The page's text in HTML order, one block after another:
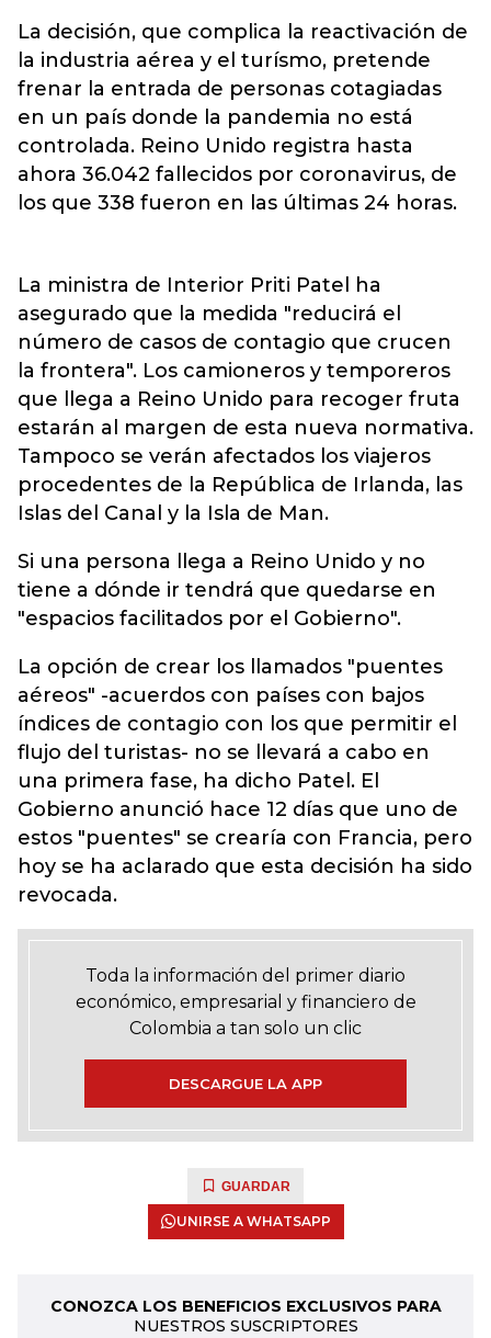
La decisión, que complica la reactivación de
la industria aérea y el turísmo, pretende
frenar la entrada de personas cotagiadas
en un país donde la pandemia no está
controlada. Reino Unido registra hasta
ahora 36.042 fallecidos por coronavirus, de
los que 338 fueron en las últimas 24 horas.
La ministra de Interior Priti Patel ha
asegurado que la medida "reducirá el
número de casos de contagio que crucen
la frontera". Los camioneros y temporeros
que llega a Reino Unido para recoger fruta
estarán al margen de esta nueva normativa.
Tampoco se verán afectados los viajeros
procedentes de la República de Irlanda, las
Islas del Canal y la Isla de Man.
Si una persona llega a Reino Unido y no
tiene a dónde ir tendrá que quedarse en
"espacios facilitados por el Gobierno".
La opción de crear los llamados "puentes
aéreos" -acuerdos con países con bajos
índices de contagio con los que permitir el
flujo del turistas- no se llevará a cabo en
una primera fase, ha dicho Patel. El
Gobierno anunció hace 12 días que uno de
estos "puentes" se crearía con Francia, pero
hoy se ha aclarado que esta decisión ha sido
revocada.
Toda la información del primer diario
económico, empresarial y financiero de
Colombia a tan solo un clic
DESCARGUE LA APP
GUARDAR
UNIRSE A WHATSAPP
CONOZCA LOS BENEFICIOS EXCLUSIVOS PARA
NUESTROS SUSCRIPTORES